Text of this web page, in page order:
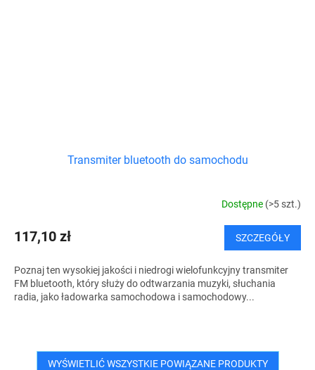
Transmiter bluetooth do samochodu
Dostępne (>5 szt.)
117,10 zł SZCZEGÓŁY
Poznaj ten wysokiej jakości i niedrogi wielofunkcyjny transmiter
FM bluetooth, który służy do odtwarzania muzyki, słuchania
radia, jako ładowarka samochodowa i samochodowy...
WYŚWIETLIĆ WSZYSTKIE POWIĄZANE PRODUKTY